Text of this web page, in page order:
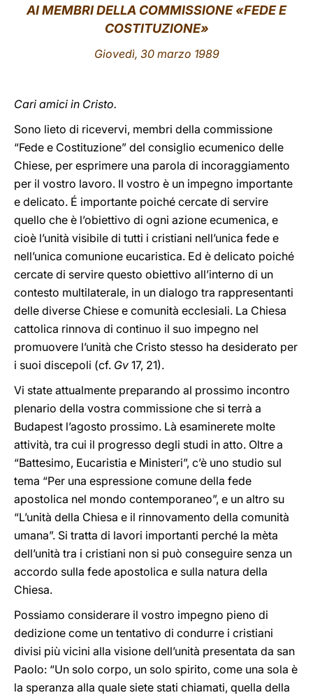
AI MEMBRI DELLA COMMISSIONE «FEDE E
COSTITUZIONE»
Giovedì, 30 marzo 1989
Cari amici in Cristo.
Sono lieto di ricevervi, membri della commissione
“Fede e Costituzione” del consiglio ecumenico delle
Chiese, per esprimere una parola di incoraggiamento
per il vostro lavoro. Il vostro è un impegno importante
e delicato. É importante poiché cercate di servire
quello che è l’obiettivo di ogni azione ecumenica, e
cioè l’unità visibile di tutti i cristiani nell’unica fede e
nell’unica comunione eucaristica. Ed è delicato poiché
cercate di servire questo obiettivo all’interno di un
contesto multilaterale, in un dialogo tra rappresentanti
delle diverse Chiese e comunità ecclesiali. La Chiesa
cattolica rinnova di continuo il suo impegno nel
promuovere l’unità che Cristo stesso ha desiderato per
i suoi discepoli (cf. Gv 17, 21).
Vi state attualmente preparando al prossimo incontro
plenario della vostra commissione che si terrà a
Budapest l’agosto prossimo. Là esaminerete molte
attività, tra cui il progresso degli studi in atto. Oltre a
“Battesimo, Eucaristia e Ministeri”, c’è uno studio sul
tema “Per una espressione comune della fede
apostolica nel mondo contemporaneo”, e un altro su
“L’unità della Chiesa e il rinnovamento della comunità
umana”. Si tratta di lavori importanti perché la mèta
dell’unità tra i cristiani non si può conseguire senza un
accordo sulla fede apostolica e sulla natura della
Chiesa.
Possiamo considerare il vostro impegno pieno di
dedizione come un tentativo di condurre i cristiani
divisi più vicini alla visione dell’unità presentata da san
Paolo: “Un solo corpo, un solo spirito, come una sola è
la speranza alla quale siete stati chiamati, quella della